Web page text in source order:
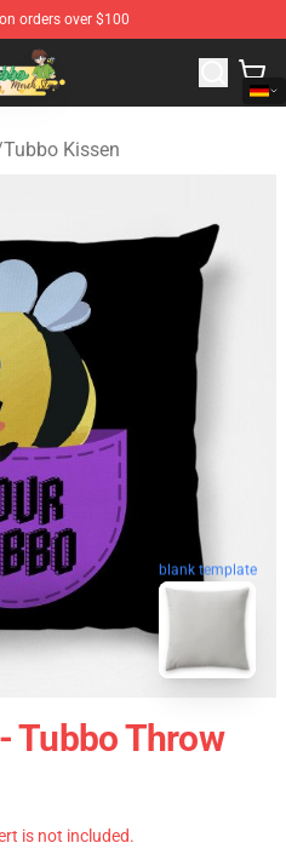
orders over $100
Merchandise Shop
Tubbo Kissen
blank template
Tubbo Throw
is not included.